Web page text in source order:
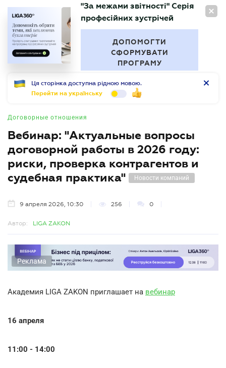
RU
БУХГАЛТЕР
"За межами звітності" Серія
професійних зустрічей
ДОПОМОГТИ
СФОРМУВАТИ
ПРОГРАМУ
Ця сторінка доступна рідною мовою.
Перейти на українську
Договорные отношения
Вебинар: "Актуальные вопросы
договорной работы в 2026 году:
риски, проверка контрагентов и
судебная практика"
Новости компаний
9 апреля 2026, 10:30 256 0
Автор: LIGA ZAKON
Реклама
Академия LIGA ZAKON приглашает на вебинар
16 апреля
11:00 - 14:00